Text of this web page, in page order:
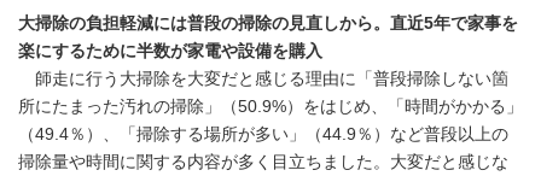
大掃除の負担軽減には普段の掃除の見直しから。直近5年で家事を
楽にするために半数が家電や設備を購入
師走に行う大掃除を大変だと感じる理由に「普段掃除しない箇
所にたまった汚れの掃除」（50.9%）をはじめ、「時間がかかる」
（49.4％）、「掃除する場所が多い」（44.9％）など普段以上の
掃除量や時間に関する内容が多く目立ちました。大変だと感じな